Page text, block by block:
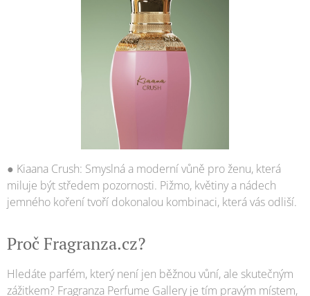
● Kiaana Crush: Smyslná a moderní vůně pro ženu, která
miluje být středem pozornosti. Pižmo, květiny a nádech
jemného koření tvoří dokonalou kombinaci, která vás odliší.
Proč Fragranza.cz?
Hledáte parfém, který není jen běžnou vůní, ale skutečným
zážitkem? Fragranza Perfume Gallery je tím pravým místem,